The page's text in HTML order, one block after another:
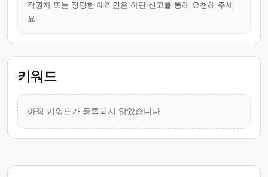
작권자 또는 정당한 대리인은 하단 신고를 통해 요청해 주세
요.
키워드
아직 키워드가 등록되지 않았습니다.